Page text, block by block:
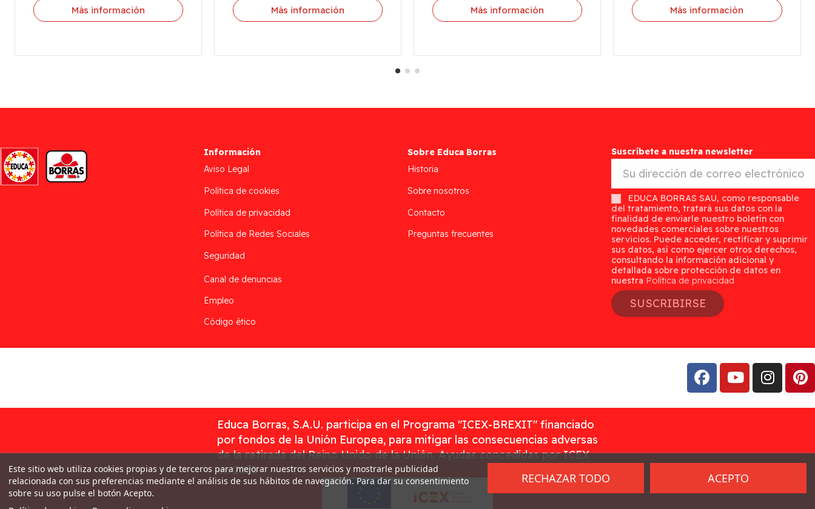
Más información Más información Más información Más información
Información
Aviso Legal
Política de cookies
Política de privacidad
Política de Redes Sociales
Seguridad
Canal de denuncias
Empleo
Código ético
Sobre Educa Borras
Historia
Sobre nosotros
Contacto
Preguntas frecuentes
Suscríbete a nuestra newsletter
EDUCA BORRAS SAU, como responsable
del tratamiento, tratará sus datos con la
finalidad de enviarle nuestro boletín con
novedades comerciales sobre nuestros
servicios. Puede acceder, rectificar y suprimir
sus datos, así como ejercer otros derechos,
consultando la información adicional y
detallada sobre protección de datos en
nuestra Política de privacidad
SUSCRIBIRSE
Educa Borras, S.A.U. participa en el Programa "ICEX-BREXIT" financiado
por fondos de la Unión Europea, para mitigar las consecuencias adversas
de la retirada del Reino Unido de la Unión. Ayudas concedidas por ICEX
en 2023
Este sitio web utiliza cookies propias y de terceros para mejorar nuestros servicios y mostrarle publicidad
relacionada con sus preferencias mediante el análisis de sus hábitos de navegación. Para dar su consentimiento
sobre su uso pulse el botón Acepto.
RECHAZAR TODO ACEPTO